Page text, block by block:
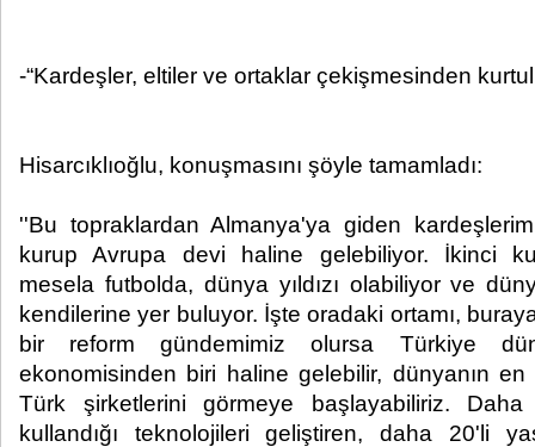
-“Kardeşler, eltiler ve ortaklar çekişmesinden
Hisarcıklıoğlu, konuşmasını şöyle tamamladı:
''Bu topraklardan Almanya'ya giden
kurup Avrupa devi haline gelebiliyor. İkinci
mesela futbolda, dünya yıldızı olabiliyor ve
kendilerine yer buluyor. İşte oradaki ortamı,
bir reform gündemimiz olursa Türkiye
ekonomisinden biri haline gelebilir, dünyanın
Türk şirketlerini görmeye başlayabiliriz.
kullandığı teknolojileri geliştiren, daha 20'li